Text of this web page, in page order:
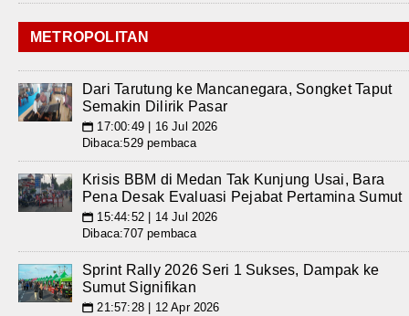
METROPOLITAN
Dari Tarutung ke Mancanegara, Songket Taput
Semakin Dilirik Pasar
📅 17:00:49 | 16 Jul 2026
Dibaca:529 pembaca
Krisis BBM di Medan Tak Kunjung Usai, Bara
Pena Desak Evaluasi Pejabat Pertamina Sumut
📅 15:44:52 | 14 Jul 2026
Dibaca:707 pembaca
Sprint Rally 2026 Seri 1 Sukses, Dampak ke
Sumut Signifikan
📅 21:57:28 | 12 Apr 2026